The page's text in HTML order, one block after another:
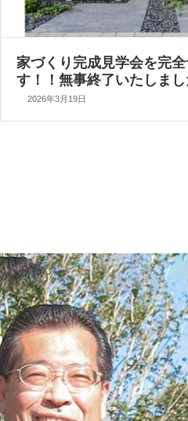
家づくり完成見学会を完
す！！無事終了いたしまし
2026年3月19日